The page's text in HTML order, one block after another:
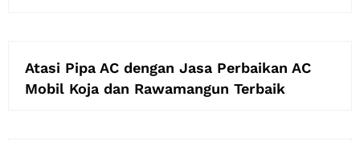
Atasi Pipa AC dengan Jasa Perbaikan AC
Mobil Koja dan Rawamangun Terbaik